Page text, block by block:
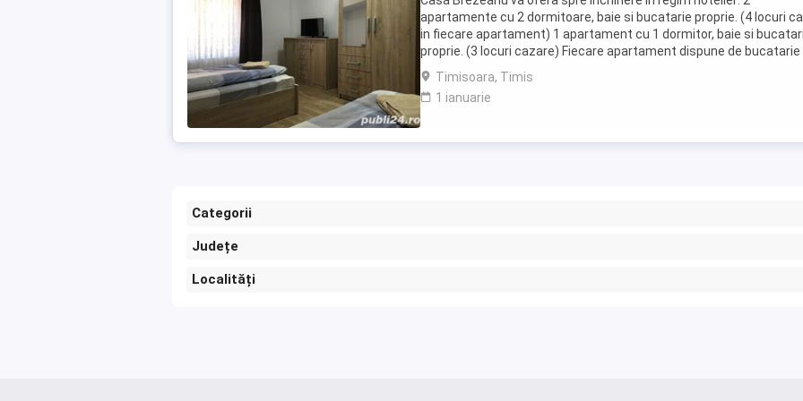
apartamente cu 2 dormitoare, baie si bucatarie proprie. (4 locuri
in fiecare apartament) 1 apartament cu 1 dormitor, baie si
proprie. (3 locuri cazare) Fiecare apartament dispune de bucatarie
complet utilata,baie cu cabina ...
Timisoara, Timis
1 ianuarie
Categorii
Județe
Localități